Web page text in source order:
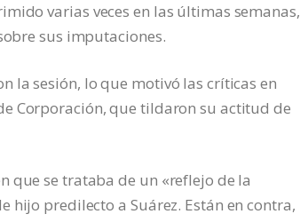
varias veces en las últimas semanas,
sus imputaciones.
la sesión, lo que motivó las críticas en
Corporación, que tildaron su actitud de
que se trataba de un «reflejo de la
hijo predilecto a Suárez. Están en contra,